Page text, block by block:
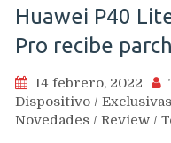
Huawei P40
Pro recibe
14 febrero, 2022
Dispositivo / Exclusivas
Novedades / Review /